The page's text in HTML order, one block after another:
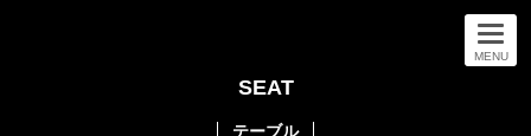
MENU
SEAT
テーブル